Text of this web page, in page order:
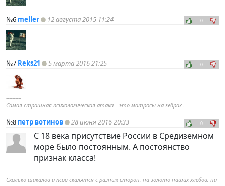
№6 meller 12 августа 2015 11:24 0
№7 Reks21 5 марта 2016 21:25 0
----------
Самая страшная психологическая атака – это матросы на зебрах .
№8 петр вотинов 28 июня 2016 20:33 0
С 18 века присутствие России в Средиземном
море было постоянным. А постоянство
признак класса!
----------
Сколько шакалов и псов скалятся с разных сторон, на золото наших хлебов, на